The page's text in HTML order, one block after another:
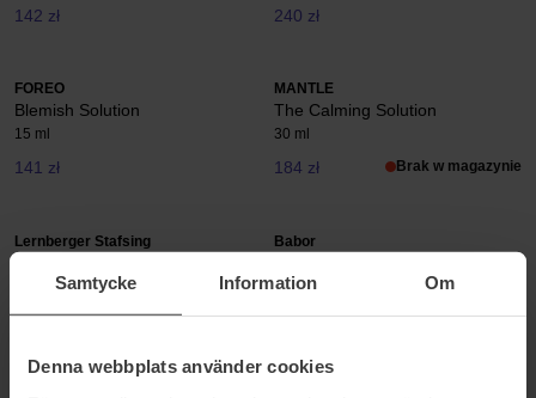
Samtycke Information Om
Denna webbplats använder cookies
142 zł 240 zł
FOREO
Blemish Solution
15 ml
141 zł
MANTLE
The Calming Solution
30 ml
184 zł Brak w magazynie
Lernberger Stafsing Babor
Treatment